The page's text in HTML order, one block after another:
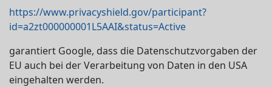
https://www.privacyshield.gov/participant?
id=a2zt000000001L5AAI&status=Active
garantiert Google, dass die Datenschutzvorgaben der
EU auch bei der Verarbeitung von Daten in den USA
eingehalten werden.